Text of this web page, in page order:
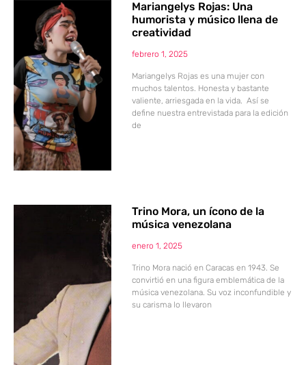
Mariangelys Rojas: Una
humorista y músico llena de
creatividad
febrero 1, 2025
Mariangelys Rojas es una mujer con
muchos talentos. Honesta y bastante
valiente, arriesgada en la vida. Así se
define nuestra entrevistada para la edición
de
Trino Mora, un ícono de la
música venezolana
enero 1, 2025
Trino Mora nació en Caracas en 1943. Se
convirtió en una figura emblemática de la
música venezolana. Su voz inconfundible y
su carisma lo llevaron